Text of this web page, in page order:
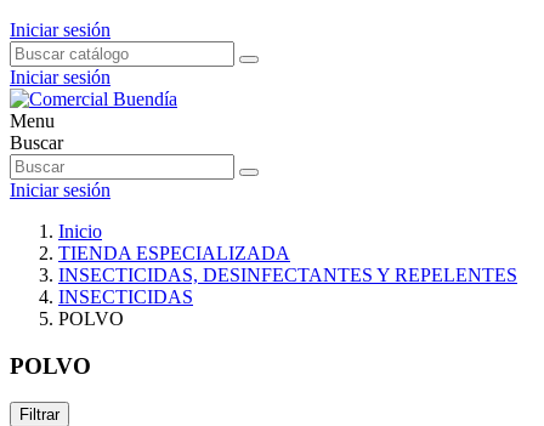
Iniciar sesión
Iniciar sesión
Menu
Buscar
Iniciar sesión
Inicio
TIENDA ESPECIALIZADA
INSECTICIDAS, DESINFECTANTES Y REPELENTES
INSECTICIDAS
POLVO
POLVO
Filtrar